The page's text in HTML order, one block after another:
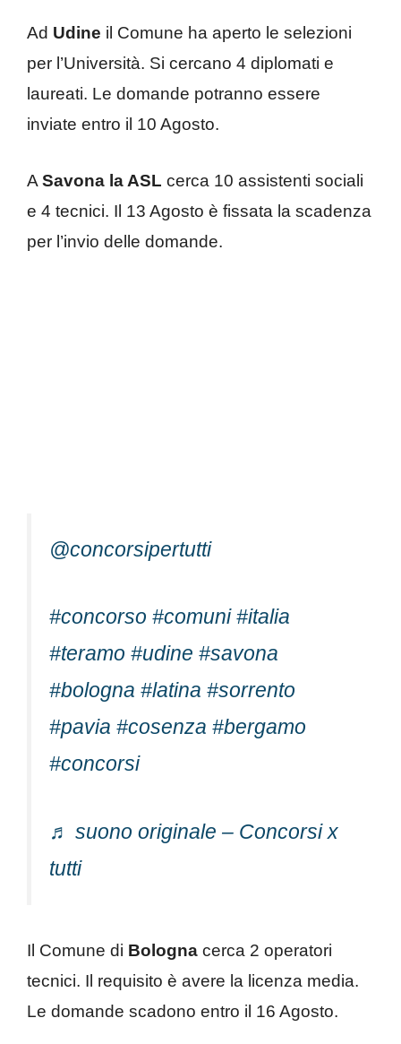
Ad Udine il Comune ha aperto le selezioni
per l’Università. Si cercano 4 diplomati e
laureati. Le domande potranno essere
inviate entro il 10 Agosto.
A Savona la ASL cerca 10 assistenti sociali
e 4 tecnici. Il 13 Agosto è fissata la scadenza
per l’invio delle domande.
@concorsipertutti
#concorso #comuni #italia
#teramo #udine #savona
#bologna #latina #sorrento
#pavia #cosenza #bergamo
#concorsi
♬ suono originale – Concorsi x
tutti
Il Comune di Bologna cerca 2 operatori
tecnici. Il requisito è avere la licenza media.
Le domande scadono entro il 16 Agosto.